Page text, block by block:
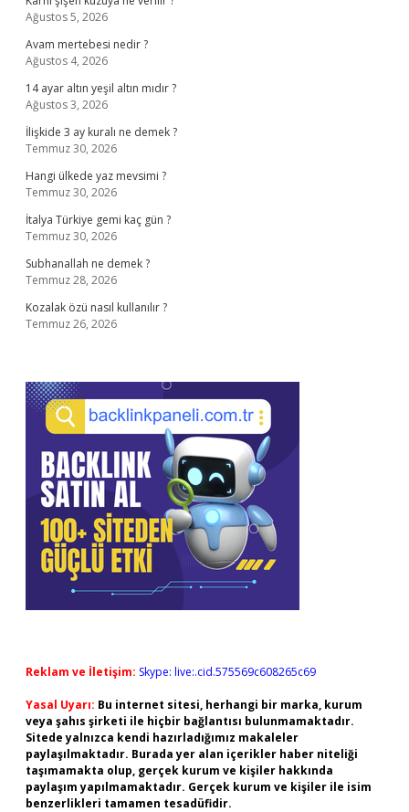
Ağustos 5, 2026
Avam mertebesi nedir ?
Ağustos 4, 2026
14 ayar altın yeşil altın mıdır ?
Ağustos 3, 2026
İlişkide 3 ay kuralı ne demek ?
Temmuz 30, 2026
Hangi ülkede yaz mevsimi ?
Temmuz 30, 2026
İtalya Türkiye gemi kaç gün ?
Temmuz 30, 2026
Subhanallah ne demek ?
Temmuz 28, 2026
Kozalak özü nasıl kullanılır ?
Temmuz 26, 2026
Reklam ve İletişim: Skype: live:.cid.575569c608265c69
Yasal Uyarı: Bu internet sitesi, herhangi bir marka, kurum
veya şahıs şirketi ile hiçbir bağlantısı bulunmamaktadır.
Sitede yalnızca kendi hazırladığımız makaleler
paylaşılmaktadır. Burada yer alan içerikler haber niteliği
taşımamakta olup, gerçek kurum ve kişiler hakkında
paylaşım yapılmamaktadır. Gerçek kurum ve kişiler ile isim
benzerlikleri tamamen tesadüfidir.